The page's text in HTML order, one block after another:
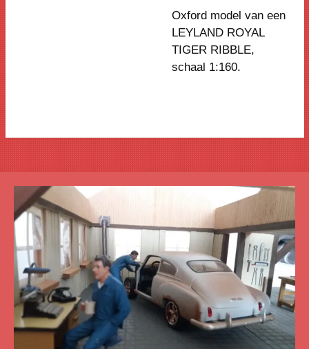
Oxford model van een
LEYLAND ROYAL
TIGER RIBBLE,
schaal 1:160.